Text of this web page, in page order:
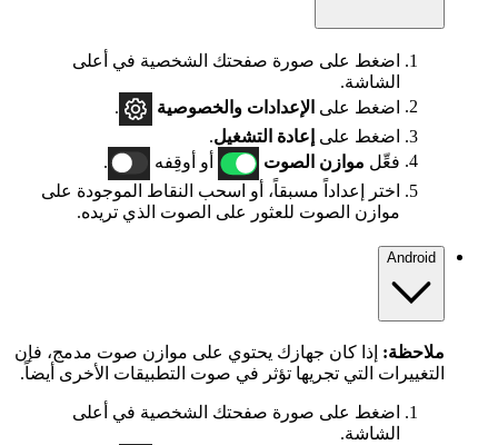
اضغط على صورة صفحتك الشخصية في أعلى
الشاشة.
اضغط على الإعدادات والخصوصية
.
اضغط على إعادة التشغيل.
فعِّل موازن الصوت أو أوقِفه
.
اختر إعداداً مسبقاً، أو اسحب النقاط الموجودة على
موازن الصوت للعثور على الصوت الذي تريده.
Android
ملاحظة: إذا كان جهازك يحتوي على موازن صوت مدمج، فإن
التغييرات التي تجريها تؤثر في صوت التطبيقات الأخرى أيضاً.
اضغط على صورة صفحتك الشخصية في أعلى
الشاشة.